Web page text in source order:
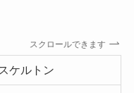
スクロールできます
ケルトン